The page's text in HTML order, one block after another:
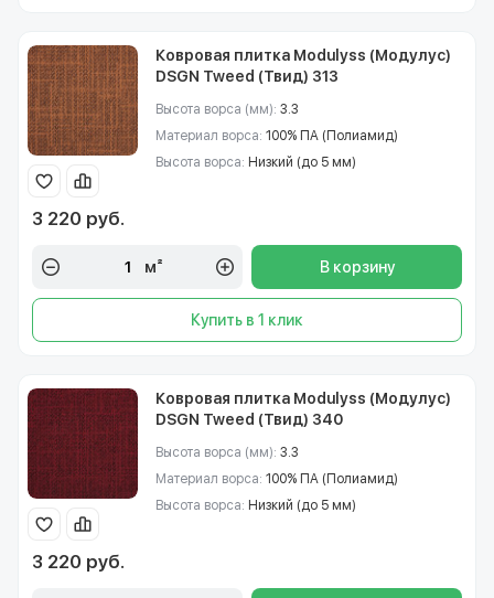
Ковровая плитка Modulyss (Модулус)
DSGN Tweed (Твид) 313
Высота ворса (мм): 3.3
Материал ворса: 100% ПА (Полиамид)
Высота ворса: Низкий (до 5 мм)
3 220 руб.
м² В корзину
Купить в 1 клик
Ковровая плитка Modulyss (Модулус)
DSGN Tweed (Твид) 340
Высота ворса (мм): 3.3
Материал ворса: 100% ПА (Полиамид)
Высота ворса: Низкий (до 5 мм)
3 220 руб.